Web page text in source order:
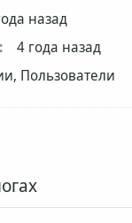
назад
4 года назад
Пользователи